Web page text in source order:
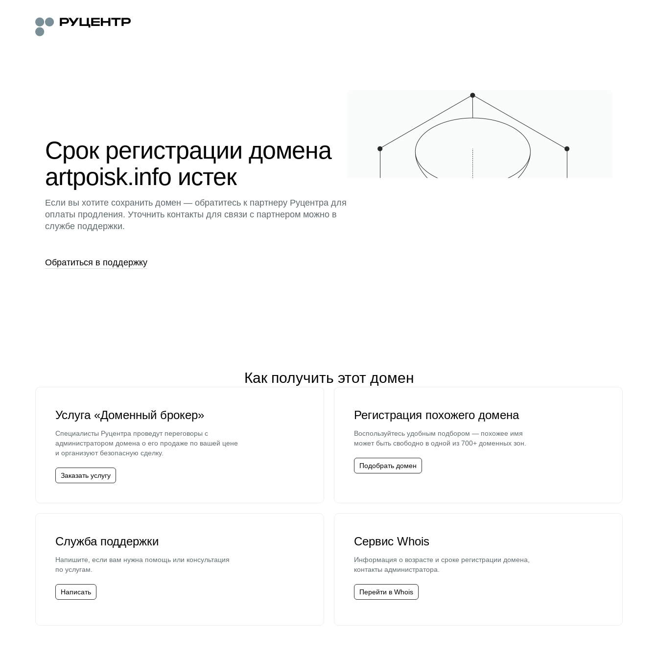
Срок регистрации домена
artpoisk.info истек
Если вы хотите сохранить домен — обратитесь к партнеру Руцентра для
оплаты продления. Уточнить контакты для связи с партнером можно в
службе поддержки.
Обратиться в поддержку
Как получить этот домен
Услуга «Доменный брокер»
Специалисты Руцентра проведут переговоры с
администратором домена о его продаже по вашей цене
и организуют безопасную сделку.
Заказать услугу
Регистрация похожего домена
Воспользуйтесь удобным подбором — похожее имя
может быть свободно в одной из 700+ доменных зон.
Подобрать домен
Служба поддержки
Напишите, если вам нужна помощь или консультация
по услугам.
Написать
Сервис Whois
Информация о возрасте и сроке регистрации домена,
контакты администратора.
Перейти в Whois